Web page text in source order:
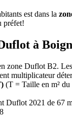
est dans la
préfet!
à
zone Duflot B2. Les
multiplicateur
(T = Taille en m²
Duflot 2021 de 67